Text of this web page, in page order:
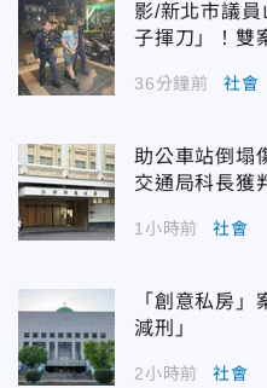
影/新北市議
子揮刀」！雙
36分鐘前 社會
助公車站倒塌
交通局科長獲
1小時前 社會
「創意私房
減刑」
2小時前 社會